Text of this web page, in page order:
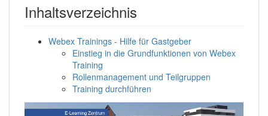
Inhaltsverzeichnis
Webex Trainings - Hilfe für Gastgeber
Einstieg in die Grundfunktionen von Webex
Training
Rollenmanagement und Teilgruppen
Training durchführen